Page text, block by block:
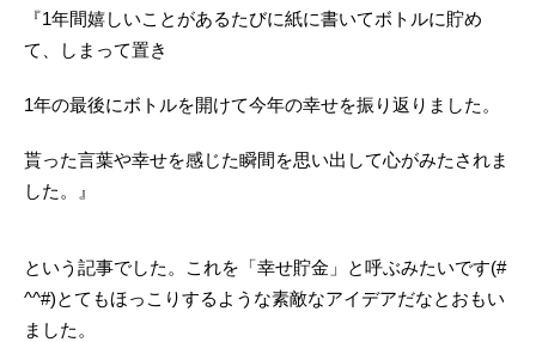
『1年間嬉しいことがあるたびに紙に書いてボトルに貯め
て、しまって置き
1年の最後にボトルを開けて今年の幸せを振り返りました。
貰った言葉や幸せを感じた瞬間を思い出して心がみたされま
した。』
という記事でした。これを「幸せ貯金」と呼ぶみたいです(#
^^#)とてもほっこりするような素敵なアイデアだなとおもい
ました。